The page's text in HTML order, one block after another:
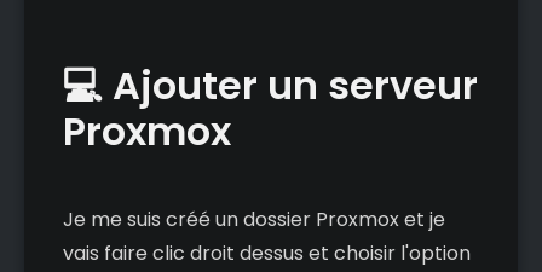
💻 Ajouter un serveur
Proxmox
Je me suis créé un dossier Proxmox et je
vais faire clic droit dessus et choisir l'option